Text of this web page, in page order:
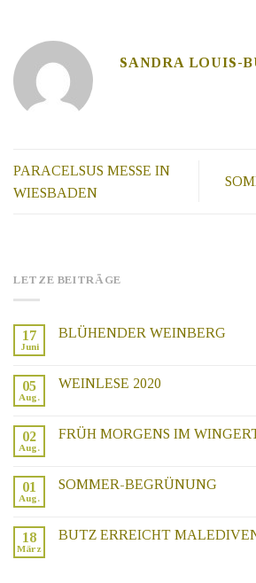
SANDRA LOUIS-
PARACELSUS MESSE IN
WIESBADEN
LETZE BEITRÄGE
17
Juni
BLÜHENDER WEINBERG
05
Aug.
WEINLESE 2020
02
Aug.
FRÜH MORGENS IM
01
Aug.
SOMMER-BEGRÜNUNG
18
März
BUTZ ERREICHT